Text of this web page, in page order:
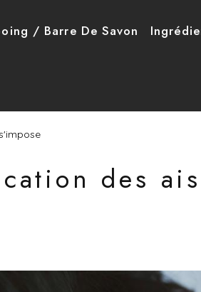
/ Barre De Savon
des